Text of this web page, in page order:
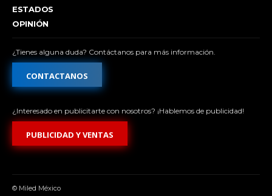
ESTADOS
OPINIÓN
¿Tienes alguna duda? Contáctanos para más información.
CONTACTANOS
¿Interesado en publicitarte con nosotros? ¡Hablemos de publicidad!
PUBLICIDAD Y VENTAS
© Miled México